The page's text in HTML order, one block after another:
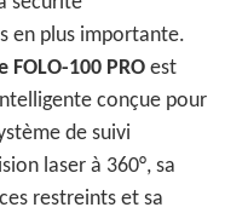
en plus importante.
100 PRO est
conçue pour
de suivi
laser à 360°, sa
restreints et sa